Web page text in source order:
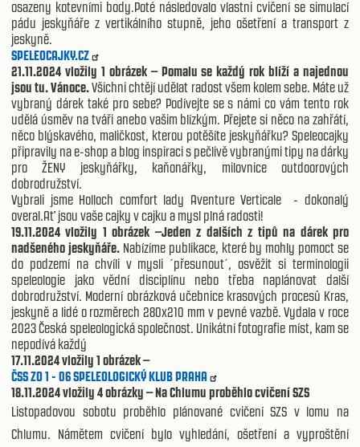
osazeny kotevními body.Poté následovalo vlastni cvičení se simulací
pádu jeskyňáře z vertikálního stupně, jeho ošetření a transport z
jeskyně.
SPELEOCAJKY.CZ
21.11.2024 vložily 1 obrázek – Pomalu se každý rok blíží a najednou
jsou tu. Vánoce.Všichni chtějí udělat radost všem kolem sebe. Máte už
vybraný dárek také pro sebe? Podívejte se s námi co vám tento rok
udělá úsměv na tváři anebo vašim blízkým. Přejete si něco na zahřátí,
něco blýskavého, maličkost, kterou potěšíte jeskyňářku? Speleocajky
připravily na e-shop a blog inspiraci s pečlivě vybranými tipy na dárky
pro ŽENY jeskyňářky, kaňonářky, milovnice outdoorových
dobrodružství.
Vybrali jsme Holloch comfort lady Aventure Verticale - dokonalý
overal.Ať jsou vaše cajky v cajku a mysl plná radosti!
19.11.2024 vložily 1 obrázek –Jeden z dalších z tipů na dárek pro
nadšeného jeskyňáře. Nabízíme publikace, které by mohly pomoct se
do podzemí na chvíli v mysli ´přesunout´, osvěžit si terminologii
speleologie jako vědní disciplínu nebo třeba naplánovat další
dobrodružství. Moderní obrázková učebnice krasových procesů Kras,
jeskyně a lidé o rozměrech 280x210 mm v pevné vazbě. Vydala v roce
2023 Česká speleologická společnost. Unikátní fotografie míst, kam se
nepodívá každý
17.11.2024 vložily 1 obrázek –
ČSS ZO 1 - 06 SPELEOLOGICKÝ KLUB PRAHA
18.11.2024 vložily 4 obrázky – Na Chlumu proběhlo cvičení SZS
Listopadovou sobotu proběhlo plánované cvičení SZS v lomu na
Chlumu. Námětem cvičení bylo vyhledání, ošetření a vyproštění